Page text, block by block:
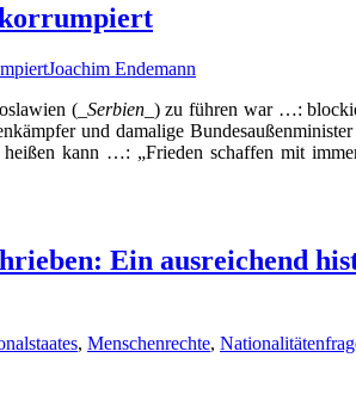
Joachim Endemann
(_ Serbien_) zu führen war …:
und damalige
kann …: „Frieden schaffen mit
Ein ausreichend
, Menschenrechte,